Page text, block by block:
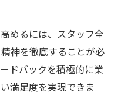
めるには、スタッフ全
神を徹底することが必
ドバックを積極的に業
満足度を実現できま